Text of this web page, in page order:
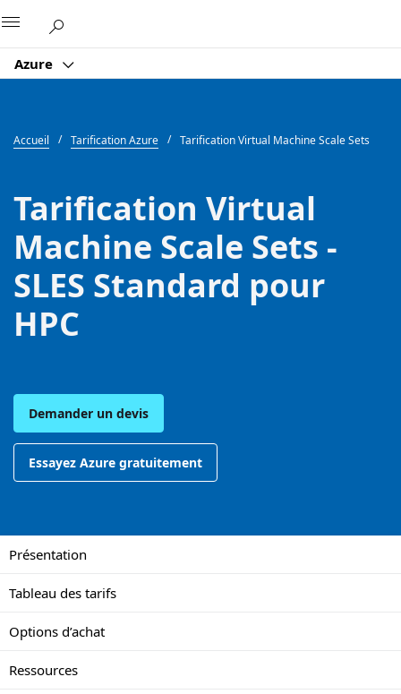
Azure
Accueil Tarification Azure Tarification Virtual Machine Scale Sets
Tarification Virtual
Machine Scale Sets -
SLES Standard pour
HPC
Demander un devis
Essayez Azure gratuitement
Présentation
Tableau des tarifs
Options d’achat
Ressources